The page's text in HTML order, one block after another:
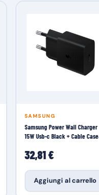
SAMSUNG
Samsung Power Wall Charger
15W Usb-c Black + Cable Case
32,81 €
Aggiungi al carrello